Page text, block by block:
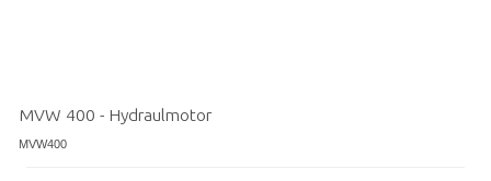
MVW 400 - Hydraulmotor
MVW400